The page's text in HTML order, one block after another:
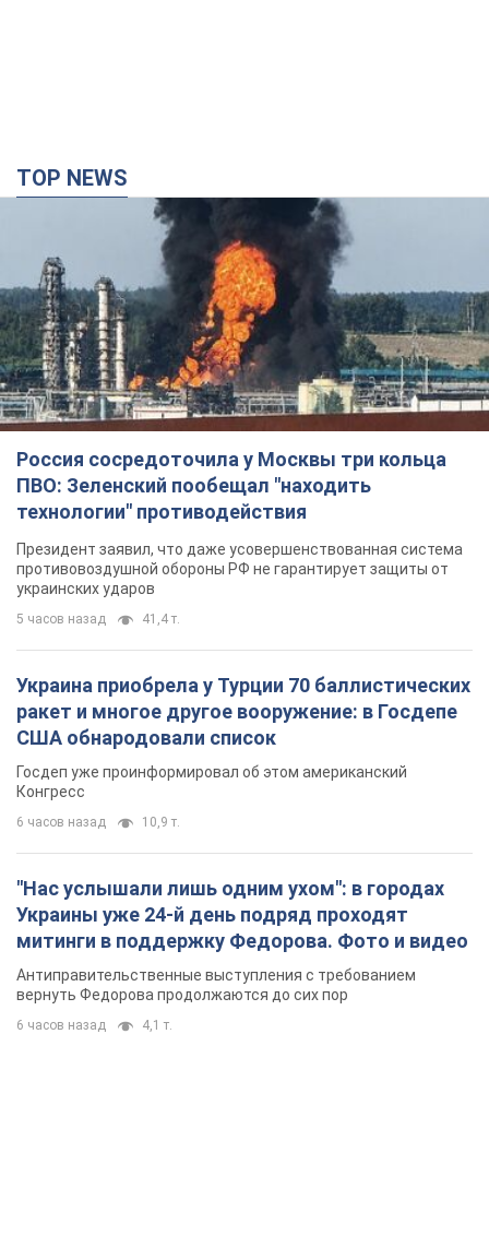
TOP NEWS
Россия сосредоточила у Москвы три кольца
ПВО: Зеленский пообещал "находить
технологии" противодействия
Президент заявил, что даже усовершенствованная система
противовоздушной обороны РФ не гарантирует защиты от
украинских ударов
5 часов назад 41,4 т.
Украина приобрела у Турции 70 баллистических
ракет и многое другое вооружение: в Госдепе
США обнародовали список
Госдеп уже проинформировал об этом американский
Конгресс
6 часов назад 10,9 т.
"Нас услышали лишь одним ухом": в городах
Украины уже 24-й день подряд проходят
митинги в поддержку Федорова. Фото и видео
Антиправительственные выступления с требованием
вернуть Федорова продолжаются до сих пор
6 часов назад 4,1 т.